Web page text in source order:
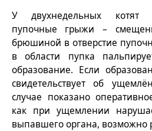
У двухнедельных котят
пупочные грыжи –
брюшиной в отверстие
в области пупка
образование. Если
свидетельствует об
случае показано
как при ущемлении
выпавшего органа, возможно